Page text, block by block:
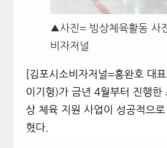
▲사진= 빙상체육활동 사
비자저널
[김포시소비자저널=홍완호 대
이기형)가 금년 4월부터 진행한
상 체육 지원 사업이 성공적으
혔다.